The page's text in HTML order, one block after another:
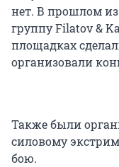
нет. В прошлом
группу Filatov &
площадках
организовали
Также были
силовому
бою.